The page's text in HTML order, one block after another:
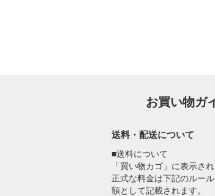
お買い物ガ
送料・配送について
■送料について
「買い物カゴ」に表示さ
正式な料金は下記のルー
額として記載されます。